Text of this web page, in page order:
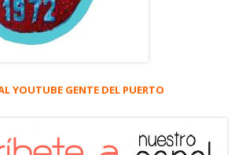
YOUTUBE GENTE DEL PUERTO